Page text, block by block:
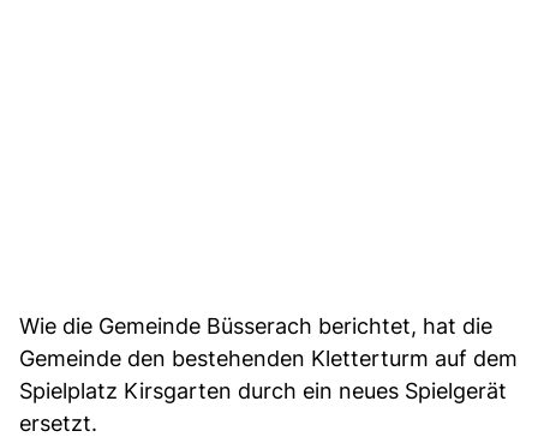
Wie die Gemeinde Büsserach berichtet, hat die
Gemeinde den bestehenden Kletterturm auf dem
Spielplatz Kirsgarten durch ein neues Spielgerät
ersetzt.